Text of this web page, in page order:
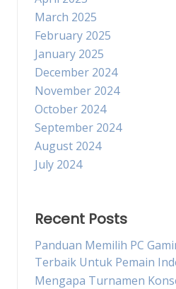
March 2025
February 2025
January 2025
December 2024
November 2024
October 2024
September 2024
August 2024
July 2024
Recent Posts
Panduan Memilih PC
Terbaik Untuk Pemain
Mengapa Turnamen